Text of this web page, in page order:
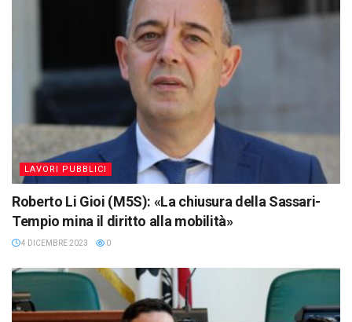
LAVORI PUBBLICI
Roberto Li Gioi (M5S): «La chiusura della Sassari-
Tempio mina il diritto alla mobilità»
4 DICEMBRE 2023 0